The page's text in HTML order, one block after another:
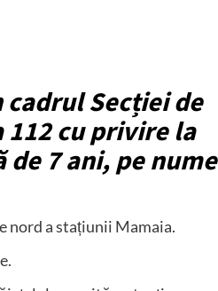
Secției de
cu privire la
7 ani, pe nume
nord a stațiunii Mamaia.